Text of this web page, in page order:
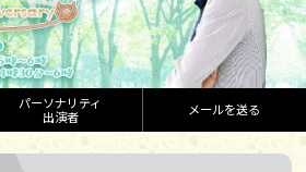
パーソナリティ
出演者
メールを送る